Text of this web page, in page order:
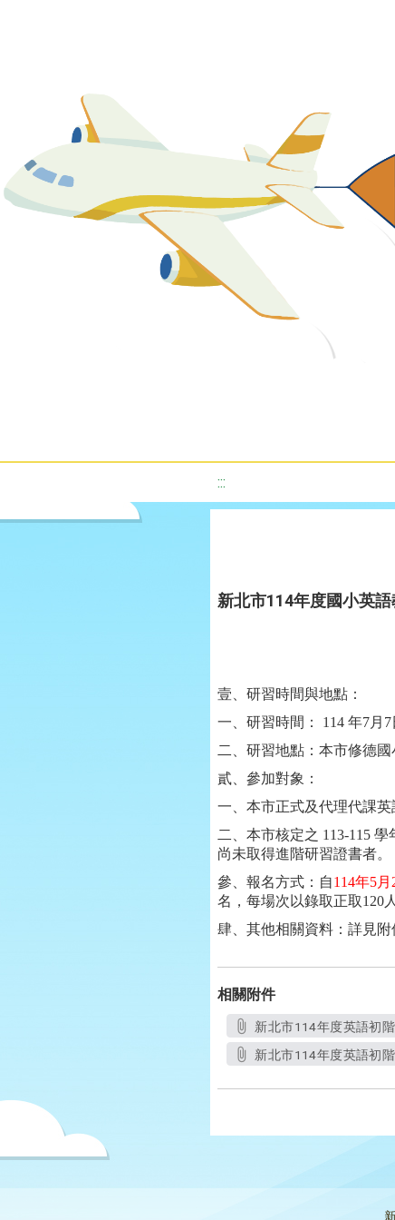
:::
新北市114年度國小英
壹、研習時間與地點：
一、研習時間：
114 年7月 7
二、研習地點：本市修德
貳、參加對象：
一、本市正式及代理代課英
二、本市核定之 113-115 學
尚未取得進階研習證書者。
參、報名方式：自114年5月
名，每場次以錄取正取120
肆、其他相關資料：詳見附
相關附件
新北市114年度英語初
新北市114年度英語初